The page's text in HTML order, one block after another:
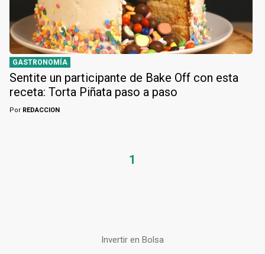
GASTRONOMÍA
Sentite un participante de Bake Off con esta
receta: Torta Piñata paso a paso
Por REDACCION
1
Invertir en Bolsa